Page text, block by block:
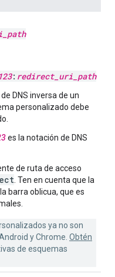
path
123: redirect_ uri path
DNS inversa de un
personalizado debe
es la notación de DNS
de ruta de acceso
. Ten en cuenta que la
barra oblicua, que es
ya no son
y Chrome. Obtén
de esquemas